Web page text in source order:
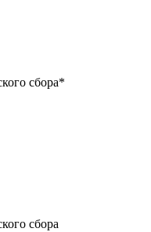
сбора*
сбора